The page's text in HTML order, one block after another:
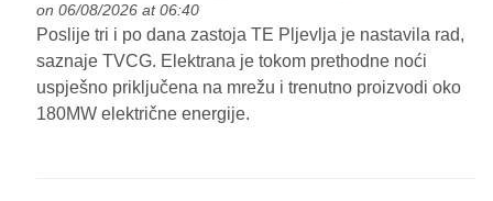
on 06/08/2026 at 06:40
Poslije tri i po dana zastoja TE Pljevlja je nastavila rad,
saznaje TVCG. Elektrana je tokom prethodne noći
uspješno priključena na mrežu i trenutno proizvodi oko
180MW električne energije.